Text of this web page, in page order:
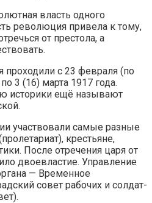
власть одного
революция привела к тому,
от престола, а
с 23 февраля (по
3 (16) марта 1917 года.
историки ещё называют
участвовали самые разные
крестьяне,
После отречения царя от
двоевластие. Управление
— Временное
со­вет ра­бо­чих и сол­дат­